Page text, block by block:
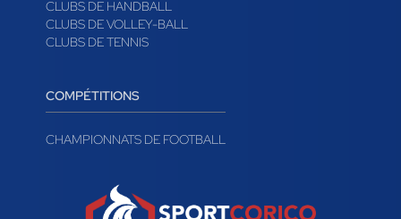
CLUBS DE HANDBALL
CLUBS DE VOLLEY-BALL
CLUBS DE TENNIS
COMPÉTITIONS
CHAMPIONNATS DE FOOTBALL